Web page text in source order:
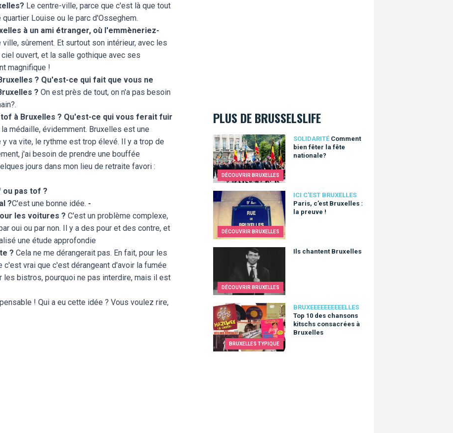
Le centre-ville, parce que c'est là que tout
Louise ou le parc d'Osseghem.
à un ami étranger, où l'emmèneriez-
ville, sûrement. Et surtout son intérieur, avec les
ouvert, et la salle gothique avec ses
magnifique !
? Qu'est-ce qui fait que vous ne
? On est près de tout, on n'a pas besoin
à Bruxelles ? Qu'est-ce qui vous ferait fuir
médaille, évidemment. Bruxelles est une
va vite, le rythme est trop élevé. Il y a trop de
j'ai besoin de prendre une bouffée
jours dans mon lieu de retraite favori :
pas tof ?
?C'est une bonne idée. -
les voitures ? C'est un problème complexe,
oui ou par non. Il y a des pour et des contre, et
une étude approfondie
? Cela ne me dérangerait pas. En fait, pour les
vrai que c'est dérangeant d'avoir la fumée
les bistros, pourquoi ne pas interdire, mais il est
! Qui a eu cette idée ? Vous voulez rire,
PLUS DE BRUSSELSLIFE
DÉCOUVRIR BRUXELLES
SOLIDARITÉ Comment
bien fêter la fête
nationale?
Comment bien fêter la fête nationale?
DÉCOUVRIR BRUXELLES
ICI C'EST BRUXELLES
Paris, c’est Bruxelles :
la preuve !
Paris, c’est Bruxelles : la preuve !
DÉCOUVRIR BRUXELLES
Ils chantent Bruxelles
Ils chantent Bruxelles
BRUXELLES TYPIQUE
BRUXEEEEEEEEEELLES
Top 10 des chansons
kitschs consacrées à
Bruxelles
Top 10 des chansons kitschs consacrées à Bruxelles